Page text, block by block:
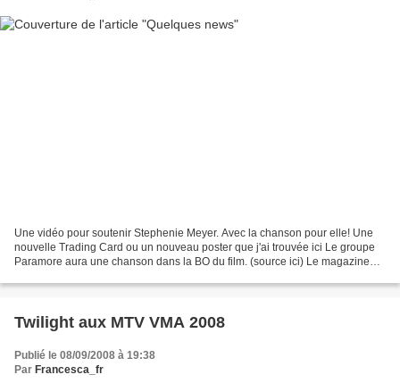
Une vidéo pour soutenir Stephenie Meyer. Avec la chanson pour elle! Une
nouvelle Trading Card ou un nouveau poster que j'ai trouvée ici Le groupe
Paramore aura une chanson dans la BO du film. (source ici) Le magazine
Twilight aux MTV VMA 2008
Publié le 08/09/2008 à 19:38
Par Francesca_fr